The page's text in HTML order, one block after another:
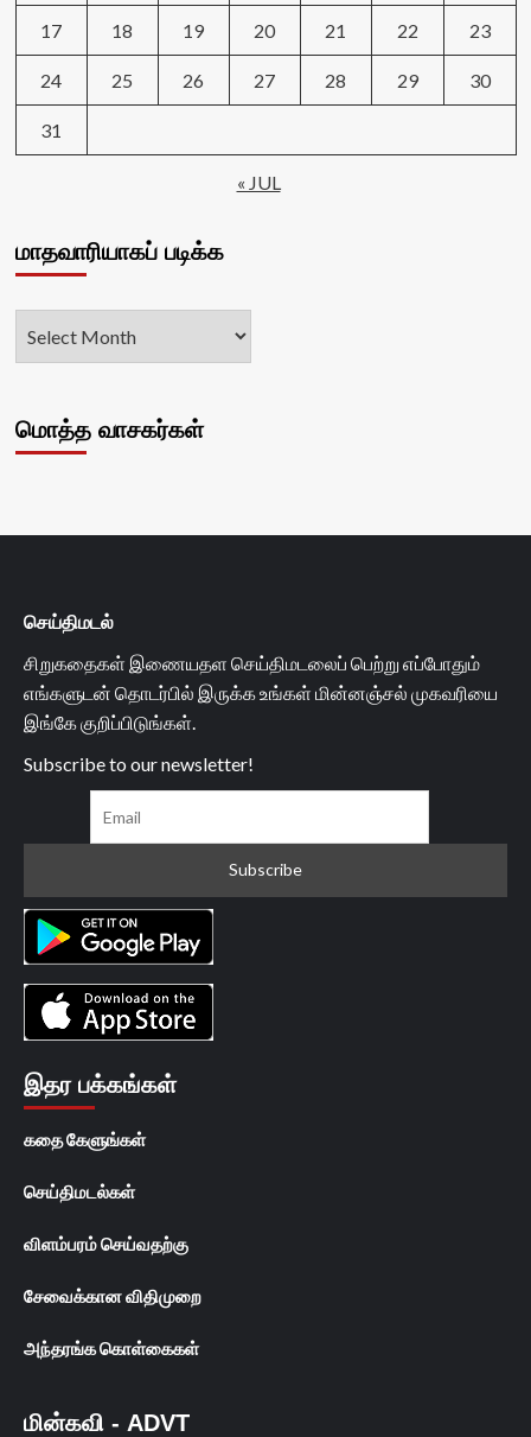
17 18 19 20 21 22 23
24 25 26 27 28 29 30
31
« JUL
மாதவாரியாகப் படிக்க
மொத்த வாசகர்கள்
செய்திமடல்
சிறுகதைகள் இணையதள செய்திமடலைப் பெற்று எப்போதும்
எங்களுடன் தொடர்பில் இருக்க உங்கள் மின்னஞ்சல் முகவரியை
இங்கே குறிப்பிடுங்கள்.
Subscribe to our newsletter!
இதர பக்கங்கள்
கதை கேளுங்கள்
செய்திமடல்கள்
விளம்பரம் செய்வதற்கு
சேவைக்கான விதிமுறை
அந்தரங்க கொள்கைகள்
மின்கவி - ADVT